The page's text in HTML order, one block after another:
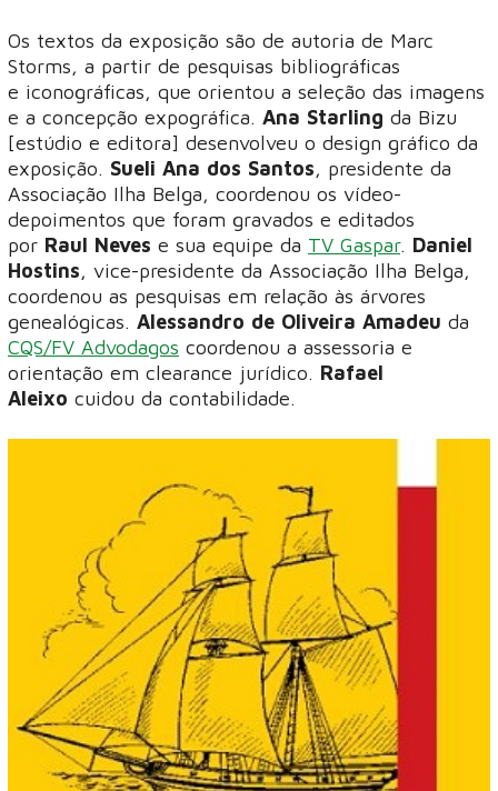
Os textos da exposição são de autoria de Marc
Storms, a partir de pesquisas bibliográficas
e iconográficas, que orientou a seleção das imagens
e a concepção expográfica. Ana Starling da Bizu
[estúdio e editora] desenvolveu o design gráfico da
exposição. Sueli Ana dos Santos, presidente da
Associação Ilha Belga, coordenou os vídeo-
depoimentos que foram gravados e editados
por Raul Neves e sua equipe da TV Gaspar. Daniel
Hostins, vice-presidente da Associação Ilha Belga,
coordenou as pesquisas em relação às árvores
genealógicas. Alessandro de Oliveira Amadeu da
CQS/FV Advodagos coordenou a assessoria e
orientação em clearance jurídico. Rafael
Aleixo cuidou da contabilidade.